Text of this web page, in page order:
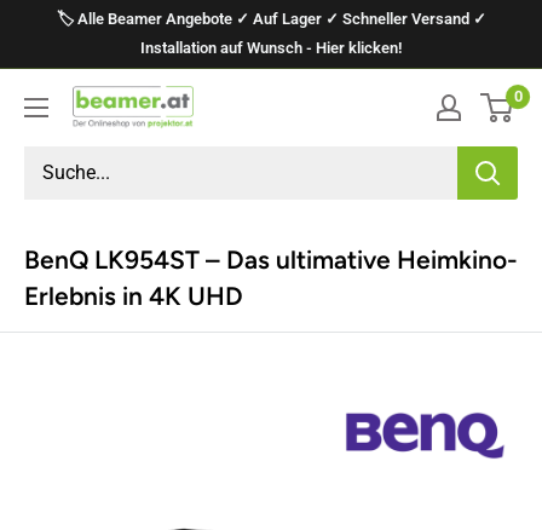
🏷️ Alle Beamer Angebote ✓ Auf Lager ✓ Schneller Versand ✓
Installation auf Wunsch - Hier klicken!
projektor.at
Präsentationstechnik
GmbH
0
BenQ LK954ST – Das ultimative Heimkino-
Erlebnis in 4K UHD